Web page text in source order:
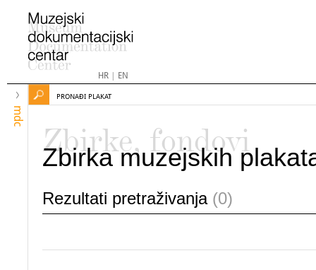
HR| EN
mdc
PRONAĐI PLAKAT
Zbirke, fondovi
Zbirka muzejskih
Rezultati pretraživanja (0)